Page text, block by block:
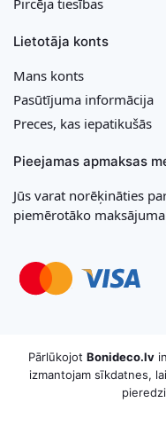
Pircēja tiesības
Lietotāja konts
Mans konts
Pasūtījuma informācija
Preces, kas iepatikušās
Pieejamas apmaksas
Jūs varat norēķināties
piemērotāko
Pārlūkojot Bonideco.lv
izmantojam sīkdatnes,